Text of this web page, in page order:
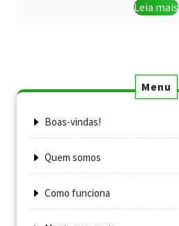
Leia mais
Menu
Boas-vindas!
Quem somos
Como funciona